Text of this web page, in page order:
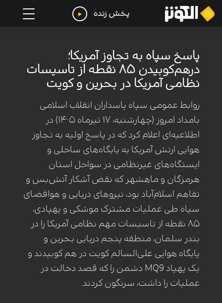
پخش زنده
پاسخ سپاه به تجاوز آمریکا؛
درهم‌کوبیدن ۸۵ نقطه از تاسیسات
نظامی آمریکا در بحرین و کویت
روابط عمومی سپاه پاسداران انقلاب اسلامی
بامداد امروز (چهارشنبه، ۱۷ تیرماه ۱۴۰۵) در
اطلاعیه‌ای اعلام کرد که در پاسخ اولیه به تجاوز
هوایی ارتش آمریکا به پایگاه‌های ساحلی و
ایستگاه‌های غیرنظامی در سواحل استان
هرمزگان و ماهشهر که نقض آشکار آتش‌بس و
تفاهم اسلام‌آباد بود، نیروهای دریایی و هوافضای
سپاه طی عملیات مشترک موشکی و پهپادی،
۸۵ نقطه از تاسیسات مهم نظامی آمریکا را در
بندر سلمان، منطقه پنجم دریایی بحرین و
پایگاه هوایی علی‌السالم کویت در هم کوبیدند و
یک پهپاد MQ9 دشمن را که قصد دخالت در
عملیات را داشت، سرنگون کردند.